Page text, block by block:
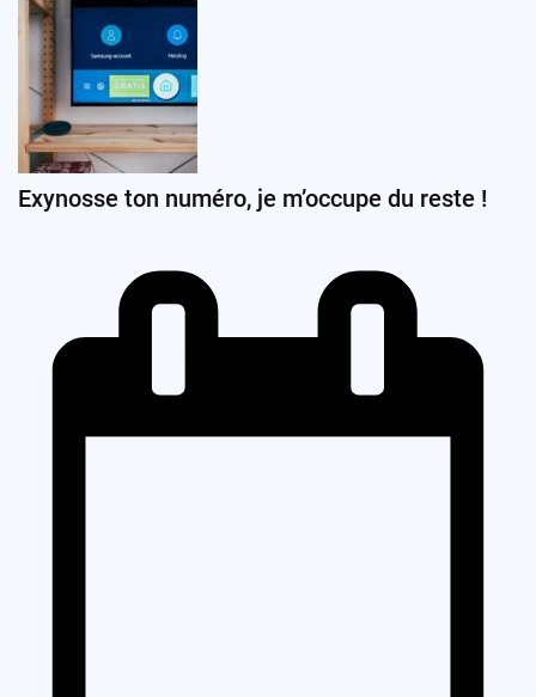
Exynosse ton numéro, je m’occupe du reste !